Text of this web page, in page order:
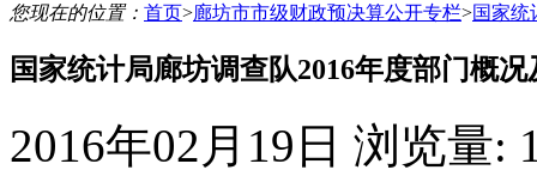
您现在的位置： 首页>廊坊市市级财政预决算公开专栏>国家统
国家统计局廊坊调查队2016年度部门概
2016年02月19日 浏览量: